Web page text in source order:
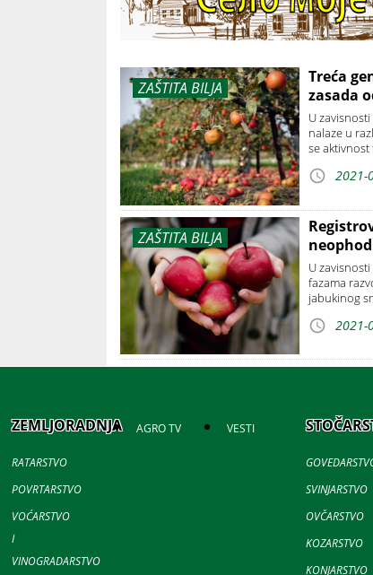
ZAŠTITA BILJA
Treća
zasada
U
nalaze u
se
2021-
ZAŠTITA BILJA
U
fazama
jabukinog
2021-
ZEMLJORADNJA
RATARSTVO
POVRTARSTVO
VOĆARSTVO
I
VINOGRADARSTVO
AGRO TV VESTI
SVINJARSTVO
OVČARSTVO
KOZARSTVO
KONJARSTVO